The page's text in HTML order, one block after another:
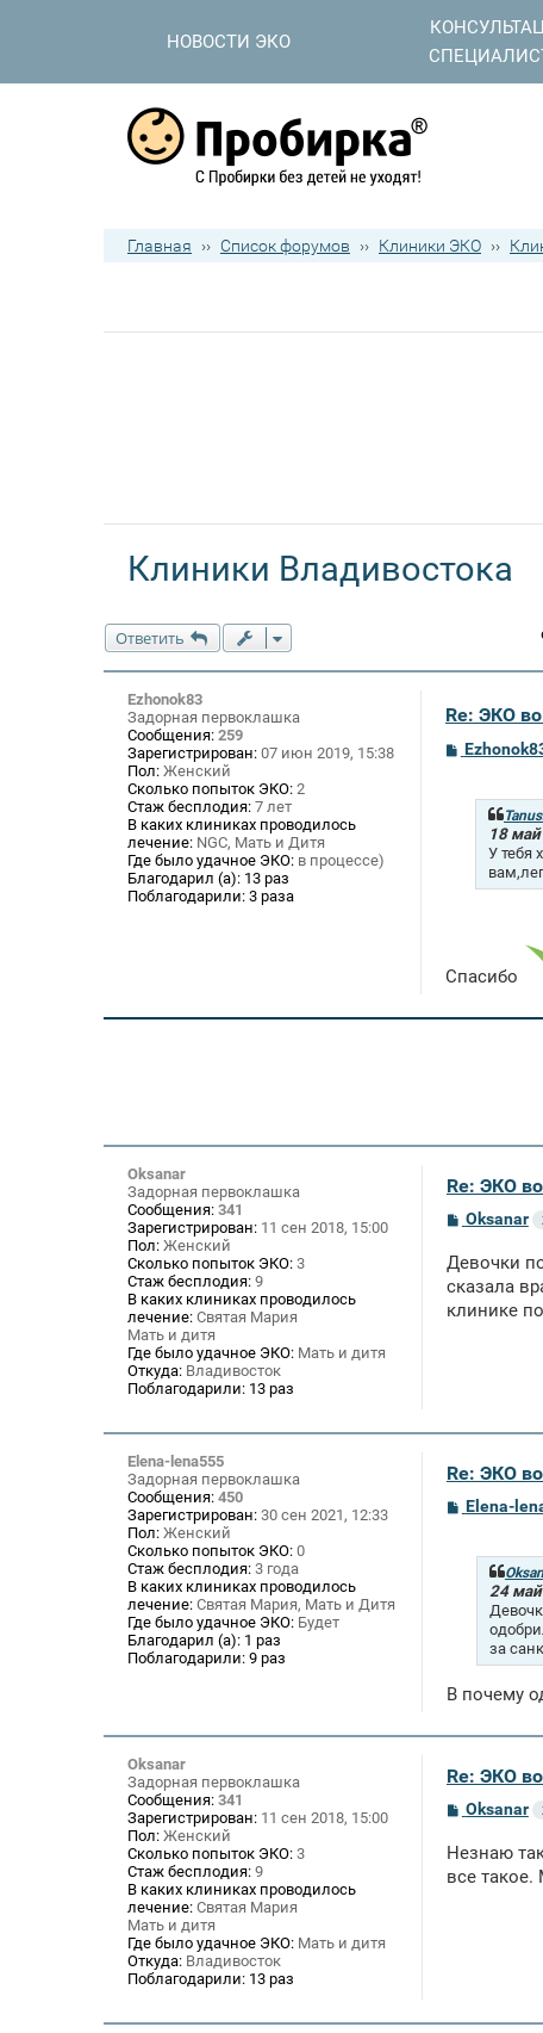
НОВОСТИ ЭКО
Главная ›› Список форумов ›› Клиники ЭКО ››
Клиники Владивостока
Ответить
Ezhonok83
Задорная первоклашка
Сообщения: 259
Зарегистрирован: 07 июн 2019, 15:38
Пол: Женский
Сколько попыток ЭКО: 2
Стаж бесплодия: 7 лет
В каких клиниках проводилось
лечение: NGC, Мать и Дитя
Где было удачное ЭКО: в процессе)
Благодарил (а): 13 раз
Поблагодарили: 3 раза
Re: ЭКО
С
18
У тебя
Спасибо
Oksanar
Задорная первоклашка
Сообщения: 341
Зарегистрирован: 11 сен 2018, 15:00
Пол: Женский
Сколько попыток ЭКО: 3
Стаж бесплодия: 9
В каких клиниках проводилось
лечение: Святая Мария
Мать и дитя
Где было удачное ЭКО: Мать и дитя
Откуда: Владивосток
Поблагодарили: 13 раз
Re: ЭКО
С
б
щ
н
Oksanar
Девочки
сказала
клинике
Elena-lena555
Задорная первоклашка
Сообщения: 450
Зарегистрирован: 30 сен 2021, 12:33
Пол: Женский
Сколько попыток ЭКО: 0
Стаж бесплодия: 3 года
В каких клиниках проводилось
лечение: Святая Мария, Мать и Дитя
Где было удачное ЭКО: Будет
Благодарил (а): 1 раз
Поблагодарили: 9 раз
Re: ЭКО
СElena-
24
за
В почему
Oksanar
Задорная первоклашка
Сообщения: 341
Зарегистрирован: 11 сен 2018, 15:00
Пол: Женский
Сколько попыток ЭКО: 3
Стаж бесплодия: 9
В каких клиниках проводилось
лечение: Святая Мария
Мать и дитя
Где было удачное ЭКО: Мать и дитя
Откуда: Владивосток
Поблагодарили: 13 раз
Re: ЭКО
С
б
щ
Oksanar
Незнаю
все такое.